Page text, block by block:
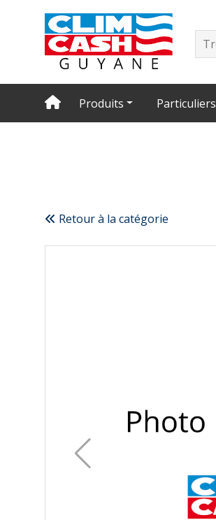
Produits Particuliers
Retour à la catégorie